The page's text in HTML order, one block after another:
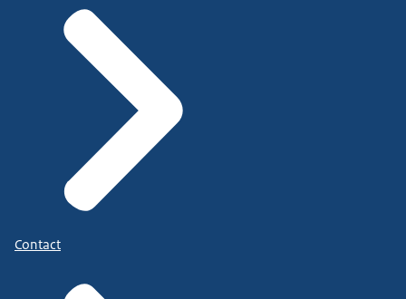
Contact